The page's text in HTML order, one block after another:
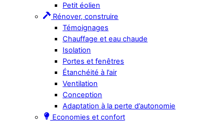
Petit éolien
Rénover, construire
Témoignages
Chauffage et eau chaude
Isolation
Portes et fenêtres
Étanchéité à l’air
Ventilation
Conception
Adaptation à la perte d’autonomie
Economies et confort